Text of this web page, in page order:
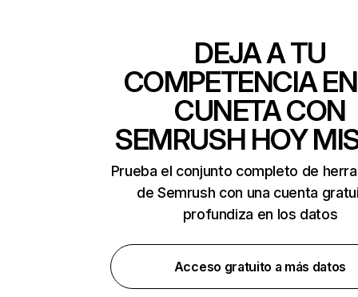
DEJA A TU
COMPETENCIA
CUNETA CON
SEMRUSH HOY
Prueba el conjunto completo de
de Semrush con una cuenta
profundiza en los datos
Acceso gratuito a más datos